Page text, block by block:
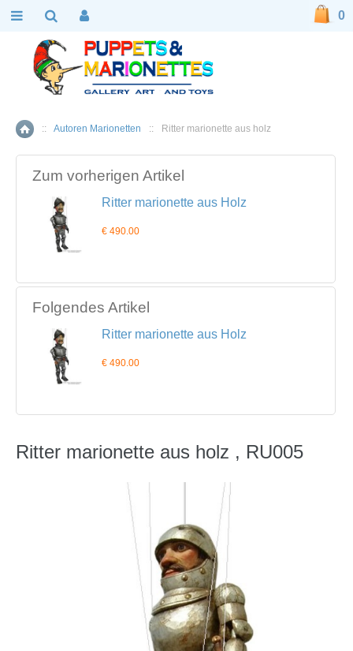
Home
:: Autoren Marionetten :: Ritter marionette aus holz
Zum vorherigen Artikel
Ritter marionette aus Holz
€ 490.00
Folgendes Artikel
Ritter marionette aus Holz
€ 490.00
Ritter marionette aus holz , RU005
0